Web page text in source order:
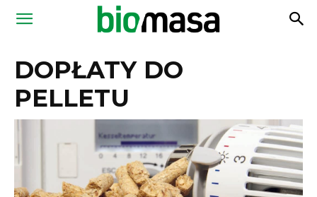
Magazyn
DOPŁATY DO
PELLETU